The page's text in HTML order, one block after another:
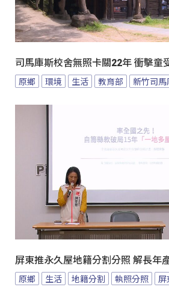
司馬庫斯校舍無照卡關22年 衝擊童
原鄉 環境 生活 教育部 新竹司馬
屏東推永久屋地籍分割分照 解長年
原鄉 生活 地籍分割 執照分照 屏